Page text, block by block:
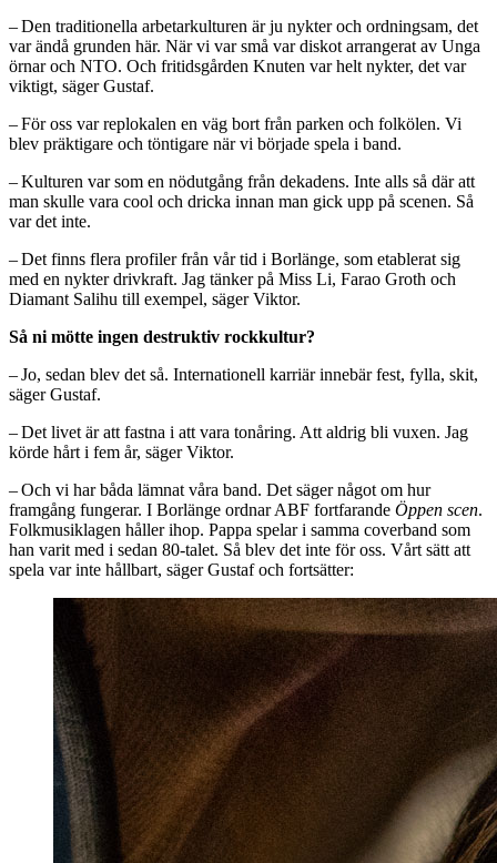
– Den traditionella arbetarkulturen är ju nykter och ordningsam, det
var ändå grunden här. När vi var små var diskot arrangerat av Unga
örnar och NTO. Och fritidsgården Knuten var helt nykter, det var
viktigt, säger Gustaf.
– För oss var replokalen en väg bort från parken och folkölen. Vi
blev präktigare och töntigare när vi började spela i band.
– Kulturen var som en nödutgång från dekadens. Inte alls så där att
man skulle vara cool och dricka innan man gick upp på scenen. Så
var det inte.
– Det finns flera profiler från vår tid i Borlänge, som etablerat sig
med en nykter drivkraft. Jag tänker på Miss Li, Farao Groth och
Diamant Salihu till exempel, säger Viktor.
Så ni mötte ingen destruktiv rockkultur?
– Jo, sedan blev det så. Internationell karriär innebär fest, fylla, skit,
säger Gustaf.
– Det livet är att fastna i att vara tonåring. Att aldrig bli vuxen. Jag
körde hårt i fem år, säger Viktor.
– Och vi har båda lämnat våra band. Det säger något om hur
framgång fungerar. I Borlänge ordnar ABF fortfarande Öppen scen.
Folkmusiklagen håller ihop. Pappa spelar i samma coverband som
han varit med i sedan 80-talet. Så blev det inte för oss. Vårt sätt att
spela var inte hållbart, säger Gustaf och fortsätter: